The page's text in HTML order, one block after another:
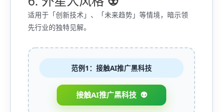
适用于「创新技术」、「未来趋势」等情境，暗示领
先行业的独特见解。
范例1：接触AI推广黑科技
接触AI推广黑科技